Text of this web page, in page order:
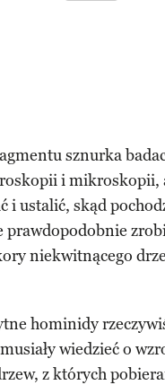
sznurka
i mikroskopii,
i ustalić, skąd
prawdopodobnie
niekwitnącego
hominidy
wiedzieć o
z których